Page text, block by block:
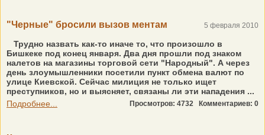
"Черные" бросили вызов ментам 5 февраля 2010
Трудно назвать как-то иначе то, что произошло в
Бишкеке под конец января. Два дня прошли под знаком
налетов на магазины торговой сети "Народный". А через
день злоумышленники посетили пункт обмена валют по
улице Киевской. Сейчас милиция не только ищет
преступников, но и выясняет, связаны ли эти нападения ...
Подробнее...
Просмотров: 4732 Комментариев: 0